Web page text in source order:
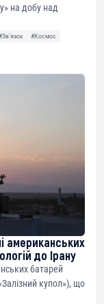
на добу над
#Космос
американських
до Ірану
батарей
купол»), що